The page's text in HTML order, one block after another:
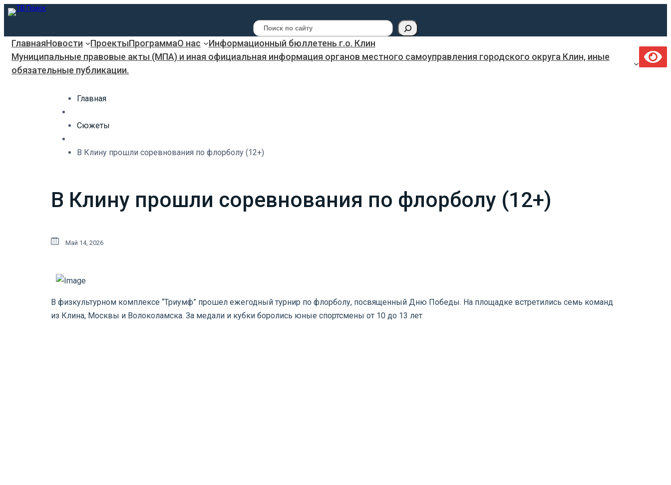
Поиск
ГлавнаяНовости ПроектыПрограммаО нас
Информационный бюллетень г.о. Клин
Муниципальные правовые акты (МПА) и иная официальная информация органов местного самоуправления городского округа Клин, иные
обязательные публикации.
Главная
Сюжеты
В Клину прошли соревнования по флорболу (12+)
В Клину прошли соревнования по флорболу (12+)
Май 14, 2026
В физкультурном комплексе “Триумф” прошел ежегодный турнир по флорболу, посвященный Дню Победы. На площадке встретились семь команд
из Клина, Москвы и Волоколамска. За медали и кубки боролись юные спортсмены от 10 до 13 лет